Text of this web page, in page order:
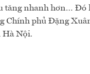
tăng nhanh hơn… Đó
Chính phủ Đặng
Hà Nội.